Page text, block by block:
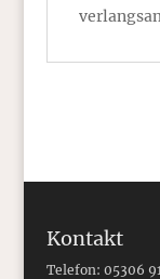
Kontakt
Telefon: 05306